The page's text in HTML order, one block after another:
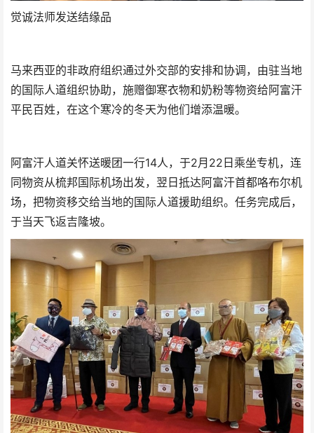
觉诚法师发送结缘品
马来西亚的非政府组织通过外交部的安排和协调，由驻当地
的国际人道组织协助，施赠御寒衣物和奶粉等物资给阿富汗
平民百姓，在这个寒冷的冬天为他们增添温暖。
阿富汗人道关怀送暖团一行14人，于2月22日乘坐专机，连
同物资从梳邦国际机场出发，翌日抵达阿富汗首都咯布尔机
场，把物资移交给当地的国际人道援助组织。任务完成后，
于当天飞返吉隆坡。